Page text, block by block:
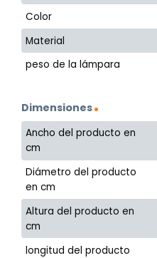
Color
Material
peso de la lámpara
Dimensiones
Ancho del producto en
cm
Diámetro del producto
en cm
Altura del producto en
cm
longitud del producto